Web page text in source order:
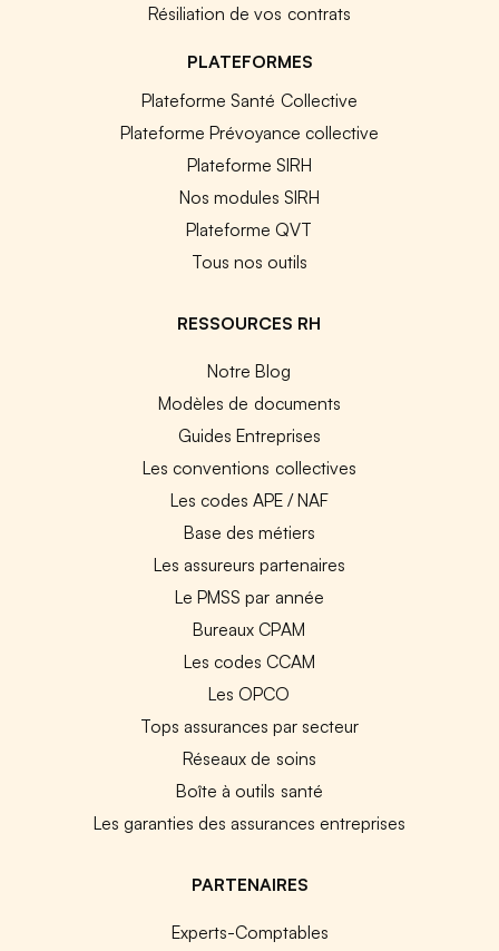
Résiliation de vos contrats
PLATEFORMES
Plateforme Santé Collective
Plateforme Prévoyance collective
Plateforme SIRH
Nos modules SIRH
Plateforme QVT
Tous nos outils
RESSOURCES RH
Notre Blog
Modèles de documents
Guides Entreprises
Les conventions collectives
Les codes APE / NAF
Base des métiers
Les assureurs partenaires
Le PMSS par année
Bureaux CPAM
Les codes CCAM
Les OPCO
Tops assurances par secteur
Réseaux de soins
Boîte à outils santé
Les garanties des assurances entreprises
PARTENAIRES
Experts-Comptables